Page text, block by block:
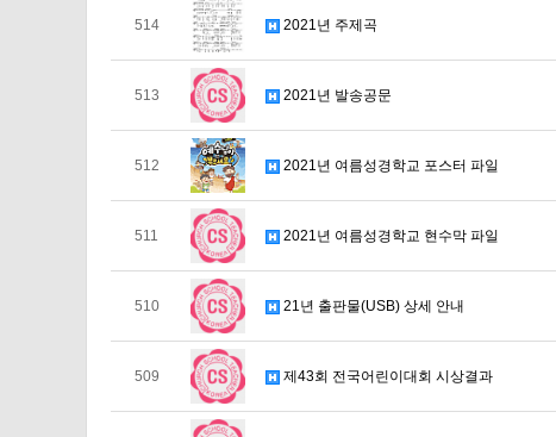
514 2021년 주제곡
513 2021년 발송공문
512 2021년 여름성경학교 포스터 파일
511 2021년 여름성경학교 현수막 파일
510 21년 출판물(USB) 상세 안내
509 제43회 전국어린이대회 시상결과